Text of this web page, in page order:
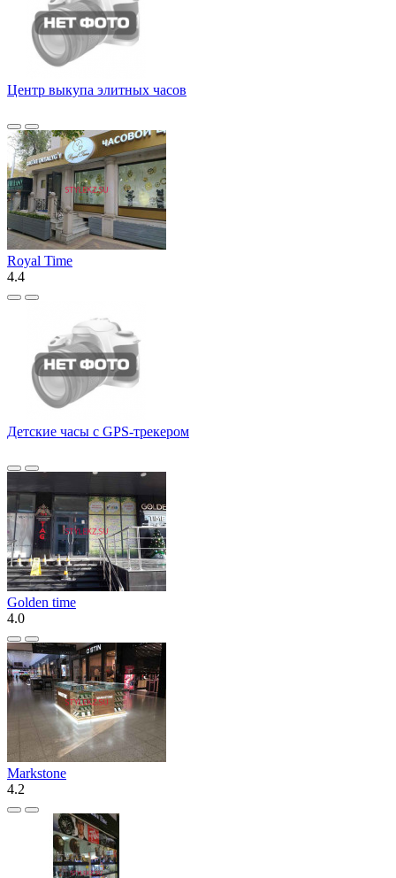
Центр выкупа элитных часов
Royal Time
4.4
Детские часы с GPS-трекером
Golden time
4.0
Markstone
4.2